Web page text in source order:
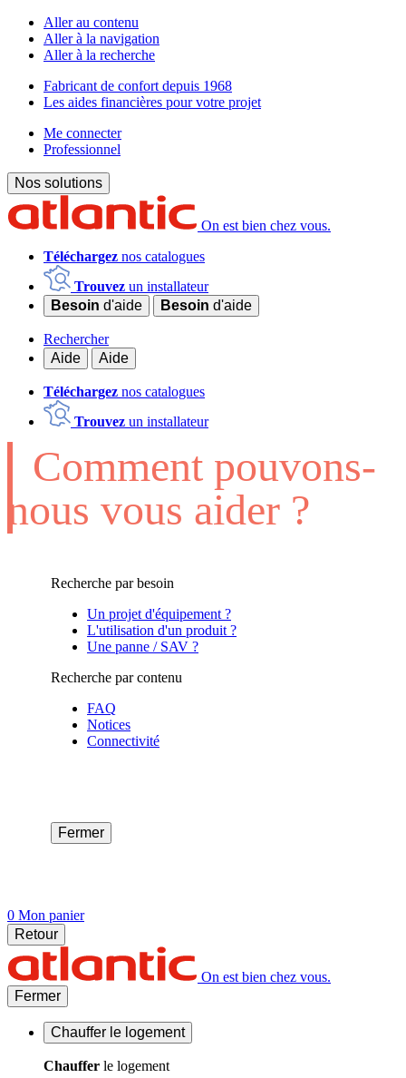
Aller au contenu
Aller à la navigation
Aller à la recherche
Fabricant de confort depuis 1968
Les aides financières pour votre projet
Me connecter
Professionnel
Nos solutions
On est bien chez vous.
Téléchargez nos catalogues
Trouvez un installateur
Besoin d'aide Besoin d'aide
Rechercher
Aide
Aide
Téléchargez nos catalogues
Trouvez un installateur
Comment pouvons-
nous vous aider ?
Recherche par besoin
Un projet d'équipement ?
L'utilisation d'un produit ?
Une panne / SAV ?
Recherche par contenu
FAQ
Notices
Connectivité
Fermer
0 Mon panier
Retour
On est bien chez vous.
Fermer
Chauffer le logement
Chauffer le logement